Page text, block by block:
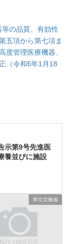
の品質、有効性
五項から第七項ま
度管理医療機器、
（令和6年1月18
示第9号先進医
養並びに施設
厚生労働省